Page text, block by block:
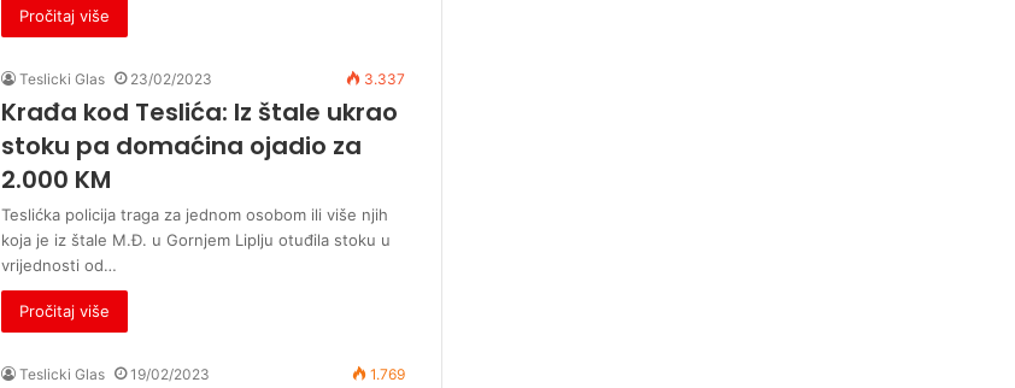
Pročitaj više
Teslicki Glas 23/02/2023 3.337
Krađa kod Teslića: Iz štale ukrao
stoku pa domaćina ojadio za
2.000 KM
Teslićka policija traga za jednom osobom ili više njih
koja je iz štale M.Đ. u Gornjem Liplju otuđila stoku u
vrijednosti od…
Pročitaj više
Teslicki Glas 19/02/2023 1.769